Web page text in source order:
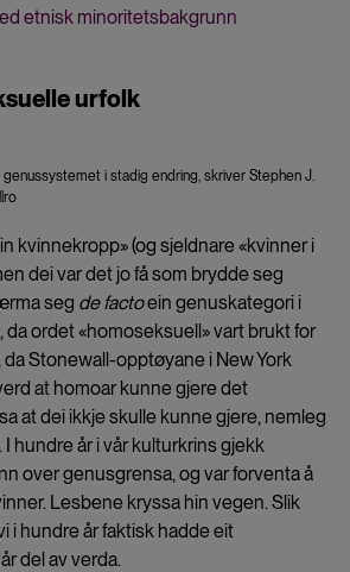
etnisk minoritetsbakgrunn
urfolk
genussystemet i stadig endring, skriver Stephen J.
kvinnekropp» (og sjeldnare «kvinner i
dei var det jo få som brydde seg
seg de factoein genuskategori i
da ordet «homoseksuell» vart brukt for
da Stonewall-opptøyane i New York
at homoar kunne gjere det
at dei ikkje skulle kunne gjere, nemleg
I hundre år i vår kulturkrins gjekk
over genusgrensa, og var forventa å
Lesbene kryssa hin vegen. Slik
i hundre år faktisk hadde eit
del av verda.